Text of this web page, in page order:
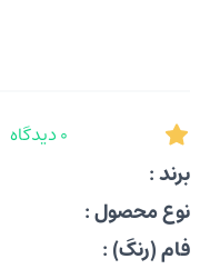
0 دیدگاه
برند :
نوع محصول :
فام (رنگ) :